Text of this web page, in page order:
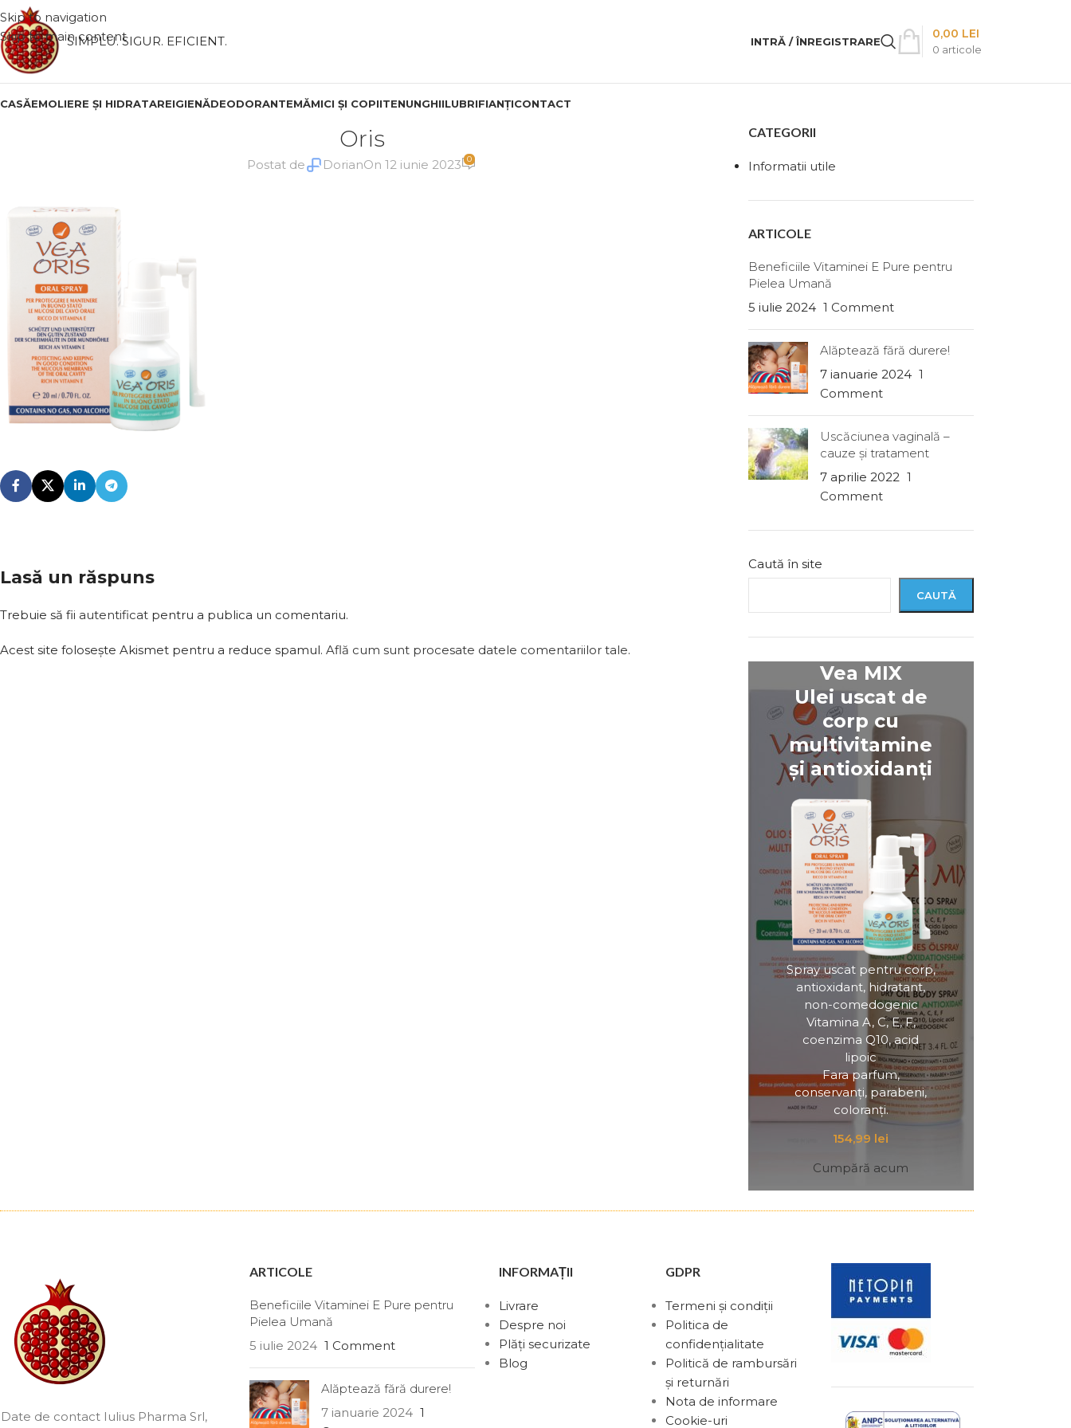
Skip to navigation
Skip to main contentSIMPLU. SIGUR. EFICIENT. INTRĂ / ÎNREGISTRARE
0 articole
0,00 LEI
EMOLIERE ȘI HIDRATAREIGIENĂDEODORANTEMĂMICI ȘI COPIITENUNGHIILUBRIFIANȚICONTACT
Oris
Postat de DorianOn 12 iunie 2023 0
Lasă un răspuns
Trebuie să fii autentificat pentru a publica un comentariu.
Acest site folosește Akismet pentru a reduce spamul. Află cum sunt procesate datele comentariilor tale.
CATEGORII
Informatii utile
ARTICOLE
Beneficiile Vitaminei E Pure pentru
Pielea Umană
5 iulie 2024 1 Comment
Alăptează fără durere!
7 ianuarie 2024 1
Comment
Uscăciunea vaginală –
cauze şi tratament
7 aprilie 2022 1
Comment
Caută în site
CAUTĂ
Vea MIX
Ulei uscat de
corp cu
multivitamine
și antioxidanți
Spray uscat pentru corp,
antioxidant, hidratant,
non-comedogenic
Vitamina A, C, E, F,
coenzima Q10, acid
lipoic
Fara parfum,
conservanți, parabeni,
coloranți.
154,99 lei
Cumpără acum
Date de contact Iulius Pharma Srl,
ARTICOLE
Beneficiile Vitaminei E Pure pentru
Pielea Umană
5 iulie 2024 1 Comment
Alăptează fără durere!
7 ianuarie 2024 1
INFORMAȚII
Livrare
Despre noi
Plăți securizate
Blog
GDPR
Termeni și condiții
Politica de
confidențialitate
Politică de rambursări
și returnări
Nota de informare
Cookie-uri